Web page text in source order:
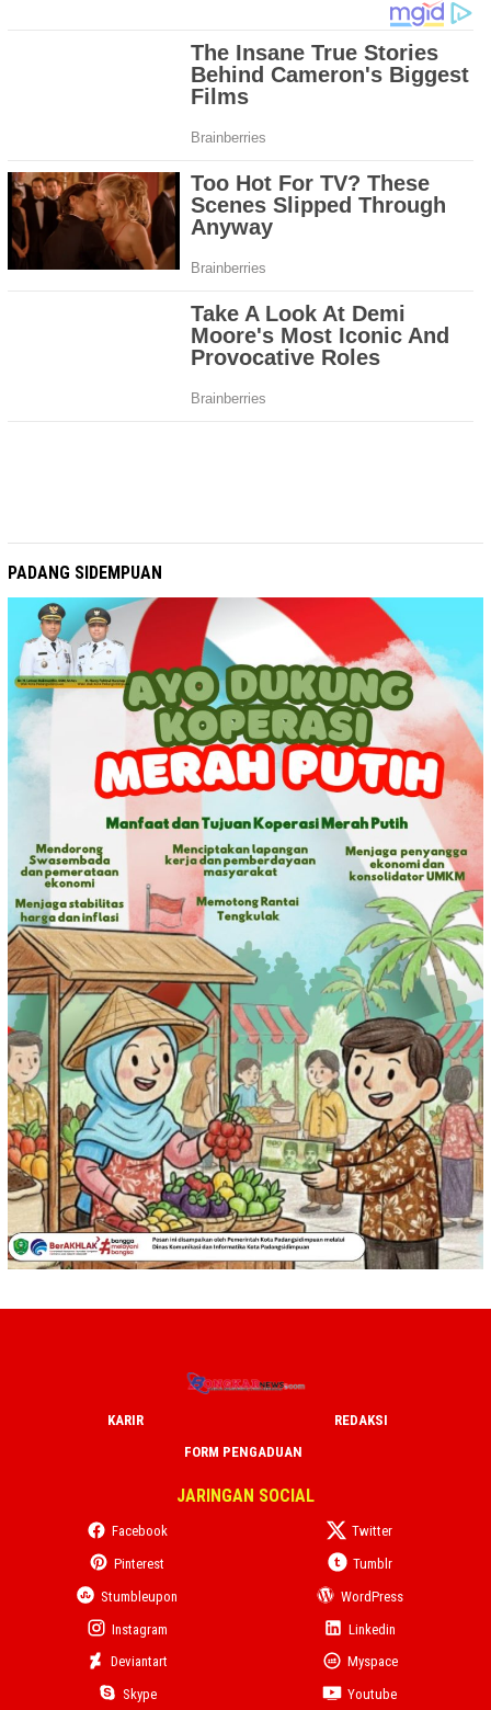
PADANG SIDEMPUAN
KARIR
REDAKSI
FORM PENGADUAN
JARINGAN SOCIAL
Facebook
Twitter
Pinterest
Tumblr
Stumbleupon
WordPress
Instagram
Linkedin
Deviantart
Myspace
Skype
Youtube